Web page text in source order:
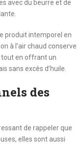
avec du beurre et de
produit intemporel en
à l’air chaud conserve
tout en offrant un
sans excès d’huile.
des
de rappeler que
elles sont aussi